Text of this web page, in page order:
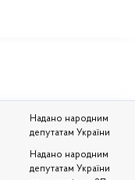
Надано народним
депутатам України
Надано народним
депутатам України